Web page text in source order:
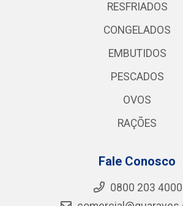
RESFRIADOS
CONGELADOS
EMBUTIDOS
PESCADOS
OVOS
RAÇÕES
Fale Conosco
0800 203 4000